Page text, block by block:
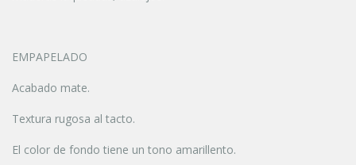
EMPAPELADO
Acabado mate.
Textura rugosa al tacto.
El color de fondo tiene un tono amarillento.